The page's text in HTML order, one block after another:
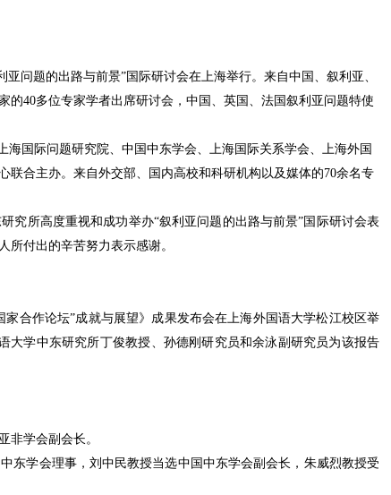
亚问题的出路与前景”国际研讨会在上海举行。来自中国、叙利亚、
的40多位专家学者出席研讨会，中国、英国、法国叙利亚问题特使
国际问题研究院、中国中东学会、上海国际关系学会、上海外国
联合主办。来自外交部、国内高校和科研机构以及媒体的70余名专
究所高度重视和成功举办“叙利亚问题的出路与前景”国际研讨会表
所付出的辛苦努力表示感谢。
家合作论坛”成就与展望》成果发布会在上海外国语大学松江校区举
大学中东研究所丁俊教授、孙德刚研究员和余泳副研究员为该报告
非学会副会长。
东学会理事，刘中民教授当选中国中东学会副会长，朱威烈教授受